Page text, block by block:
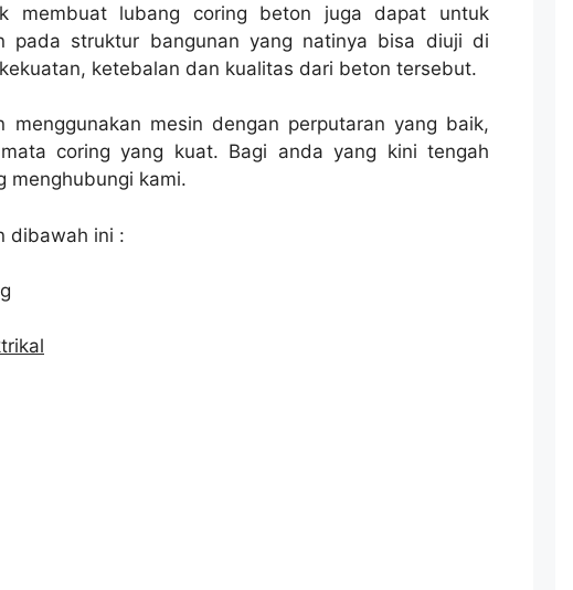
membuat lubang coring beton juga dapat untuk
pada struktur bangunan yang natinya bisa diuji di
ketebalan dan kualitas dari beton tersebut.
mesin dengan perputaran yang baik,
coring yang kuat. Bagi anda yang kini tengah
menghubungi kami.
dibawah ini :